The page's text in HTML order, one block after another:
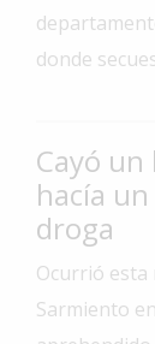
Interés
General
Deportes
Arte
y
Espectáculos
Policiales
donde
Cayó
hacía un
droga
Ocurrió esta
Sarmiento